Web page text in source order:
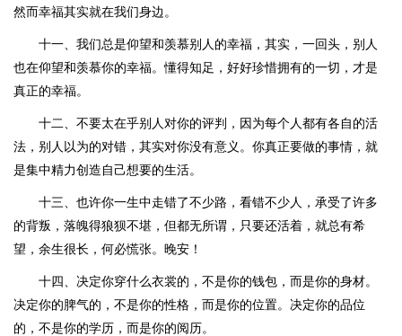
然而幸福其实就在我们身边。
十一、我们总是仰望和羡慕别人的幸福，其实，一回头，别人
也在仰望和羡慕你的幸福。懂得知足，好好珍惜拥有的一切，才是
真正的幸福。
十二、不要太在乎别人对你的评判，因为每个人都有各自的活
法，别人以为的对错，其实对你没有意义。你真正要做的事情，就
是集中精力创造自己想要的生活。
十三、也许你一生中走错了不少路，看错不少人，承受了许多
的背叛，落魄得狼狈不堪，但都无所谓，只要还活着，就总有希
望，余生很长，何必慌张。晚安！
十四、决定你穿什么衣裳的，不是你的钱包，而是你的身材。
决定你的脾气的，不是你的性格，而是你的位置。决定你的品位
的，不是你的学历，而是你的阅历。